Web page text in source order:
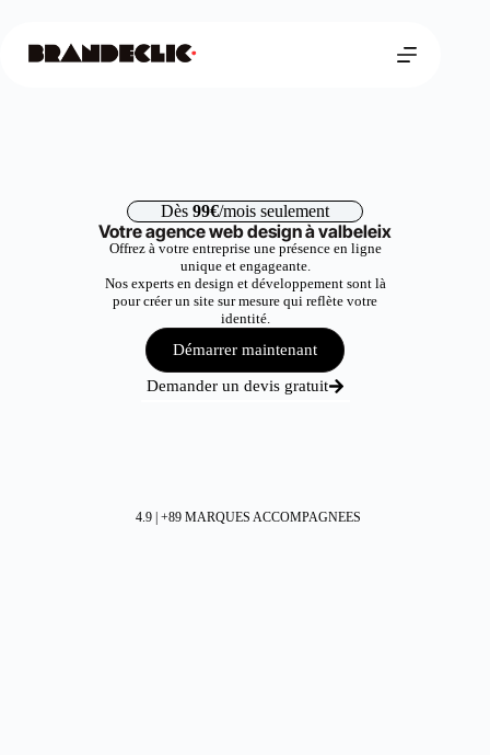
Dès 99€/mois seulement
Votre agence web design à valbeleix
Offrez à votre entreprise une présence en ligne
unique et engageante.
Nos experts en design et développement sont là
pour créer un site sur mesure qui reflète votre
identité.
Démarrer maintenant
Demander un devis gratuit
4.9 | +89 MARQUES ACCOMPAGNEES